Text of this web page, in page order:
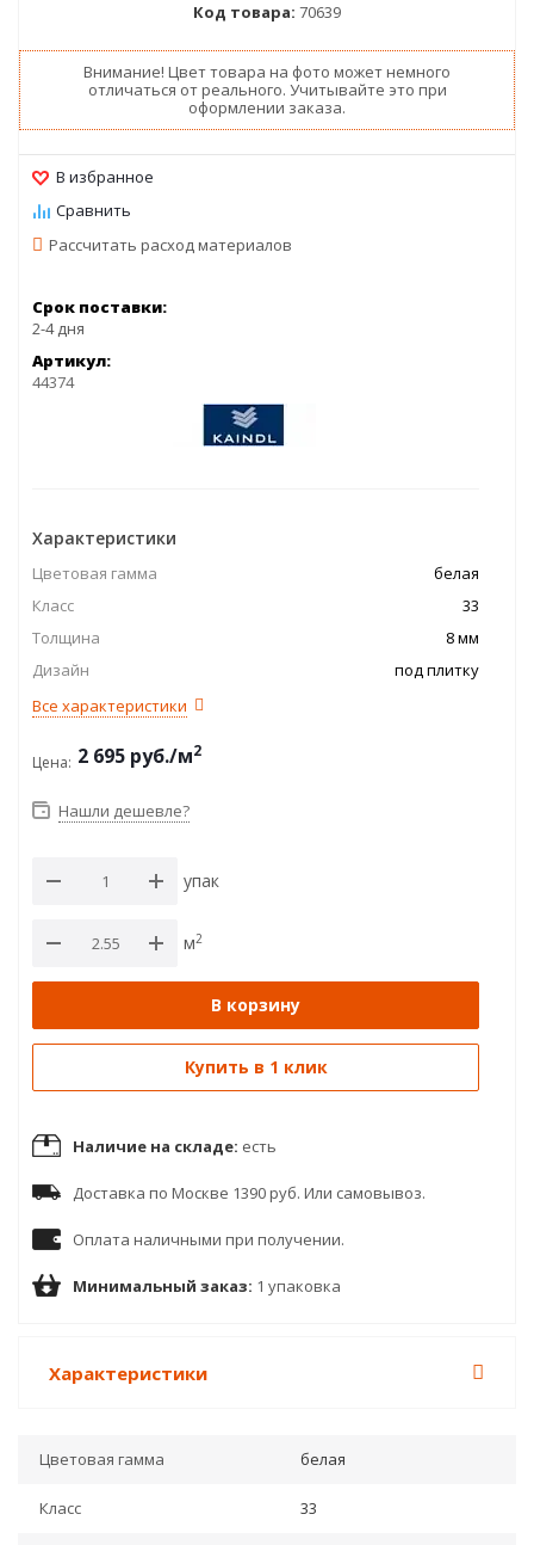
Код товара: 70639
Внимание! Цвет товара на фото может немного
отличаться от реального. Учитывайте это при
оформлении заказа.
Рассчитать расход материалов
Срок поставки:
2-4 дня
Артикул:
44374
Характеристики
Цветовая гамма
белая
Класс
33
Толщина
8 мм
Дизайн
под плитку
Все характеристики
Цена: 2 695 руб./м2
Нашли дешевле?
упак
м2
В корзину
Купить в 1 клик
Наличие на складе: есть
Доставка по Москве 1390 руб. Или самовывоз.
Оплата наличными при получении.
Минимальный заказ: 1 упаковка
Характеристики
Цветовая гамма белая
Класс 33